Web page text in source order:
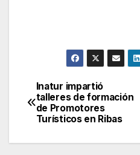
Navegación
de
entradas
Inatur impartió
talleres de formación
de Promotores
Turísticos en Ribas